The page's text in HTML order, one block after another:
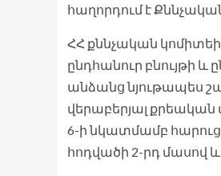
հաղորդում է
ՀՀ քննչական
ընդհանուր բնույթի և
անձանց նյութապես
վերաբերյալ
6-ի նկատմամբ
հոդվածի 2-րդ մասով